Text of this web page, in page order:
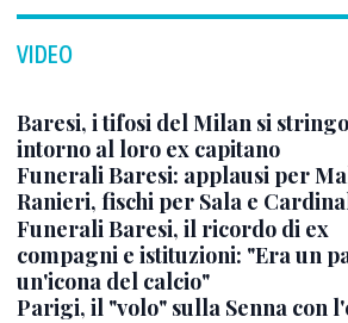
VIDEO
Baresi, i tifosi del Milan si
intorno al loro ex capitano
Funerali Baresi: applausi per
Ranieri, fischi per Sala e
Funerali Baresi, il ricordo di ex
compagni e istituzioni: "Era un
un'icona del calcio"
Parigi, il "volo" sulla Senna con